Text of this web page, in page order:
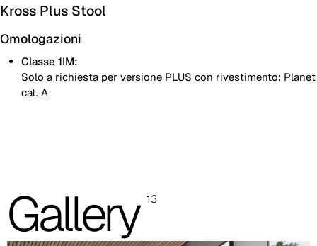
Kross Plus Stool
Omologazioni
Classe 1IM:
Solo a richiesta per versione PLUS con rivestimento: Planet
cat. A
Scocca in polipropilene con sedile e schienale imbottito
Scocca PLUS interamente imbottita monocolore
Gallery 13